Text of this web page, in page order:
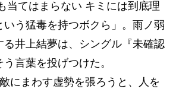
当てはまらない キミには到底理
う猛毒を持つボクら」。雨ノ弱
る井上結夢は、シングル『未確認
言葉を投げつけた。
にまわす虚勢を張ろうと、人を